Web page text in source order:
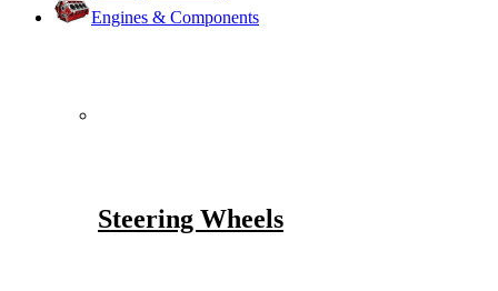
Engines & Components
Steering Wheels